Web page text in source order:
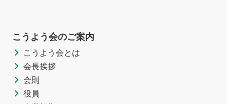
こうよう会のご案内
こうよう会とは
会長挨拶
会則
役員